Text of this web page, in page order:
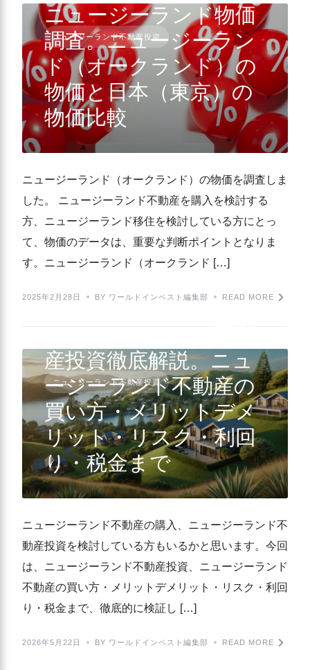
ニュージーランド不動産投資
ニュージーランド物価
調査。ニュージーラン
ド（オークランド）の
物価と日本（東京）の
物価比較
ニュージーランド（オークランド）の物価を調査しま
した。 ニュージーランド不動産を購入を検討する
方、ニュージーランド移住を検討している方にとっ
て、物価のデータは、重要な判断ポイントとなりま
す。ニュージーランド（オークランド […]
2025年2月28日 BY ワールドインベスト編集部 READ MORE
ニュージーランド不動産投資
産投資徹底解説。ニュ
ージーランド不動産の
買い方・メリットデメ
リット・リスク・利回
り・税金まで
ニュージーランド不動産の購入、ニュージーランド不
動産投資を検討している方もいるかと思います。今回
は、ニュージーランド不動産投資、ニュージーランド
不動産の買い方・メリットデメリット・リスク・利回
り・税金まで、徹底的に検証し […]
2026年5月22日 BY ワールドインベスト編集部 READ MORE